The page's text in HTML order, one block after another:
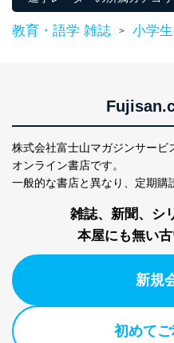
当社が取り扱う開示対象
1 ービス等をご利用
の方の個人情報
商
ｅ
の
閲
析
応
広
2
当社にお問合わせ
いただいた方の個
お問
処
当社カスタマーQ＆
カス
サイ
教育・語学 雑誌 > 小学
株式会社富士山マガジンサービ
オンライン書店です。
一般的な書店と異なり、 定期購
雑誌、新聞、シ
本屋にも無い
新規
初めて